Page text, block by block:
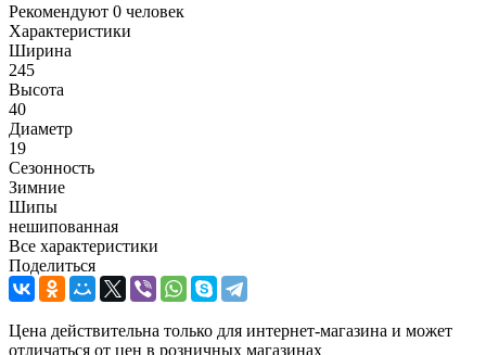
Рекомендуют 0 человек
Характеристики
Ширина
245
Высота
40
Диаметр
19
Сезонность
Зимние
Шипы
нешипованная
Все характеристики
Поделиться
Цена действительна только для интернет-магазина и может
отличаться от цен в розничных магазинах